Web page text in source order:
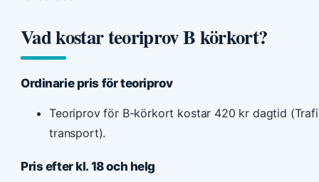
Vad kostar teoriprov B körkort?
Ordinarie pris för teoriprov
Teoriprov för B-körkort kostar 420 kr dagtid
transport).
Pris efter kl. 18 och helg